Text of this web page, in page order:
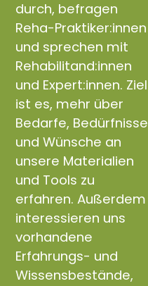
durch, befragen
Reha-Praktiker:innen
und sprechen mit
Rehabilitand:innen
und Expert:innen. Ziel
ist es, mehr über
Bedarfe, Bedürfnisse
und Wünsche an
unsere Materialien
und Tools zu
erfahren. Außerdem
interessieren uns
vorhandene
Erfahrungs- und
Wissensbestände,